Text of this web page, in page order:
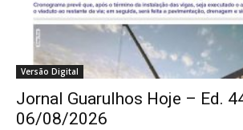
Versão Digital
Jornal Guarulhos Hoje – Ed.
06/08/2026